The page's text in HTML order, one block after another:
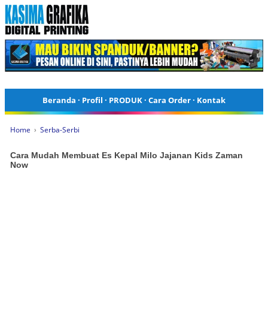
Beranda · Profil · PRODUK· Cara Order· Kontak
Home › Serba-Serbi
Cara Mudah Membuat Es Kepal Milo Jajanan Kids Zaman
Now